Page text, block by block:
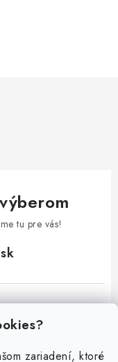
zariadení, ktoré
tu pre vás!